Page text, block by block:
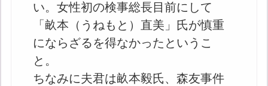
い。女性初の検事総長目前にして
「畝本（うねもと）直美」氏が慎重
にならざるを得なかったというこ
と。
ちなみに夫君は畝本毅氏、森友事件